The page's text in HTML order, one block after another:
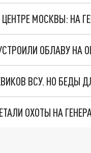
МОСКВЫ: НА
ОБЛАВУ НА
ВСУ. НО БЕДЫ